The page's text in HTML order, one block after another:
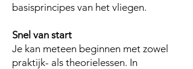
basisprincipes van het vliegen.
Snel van start
Je kan meteen beginnen met zowel
praktijk- als theorielessen. In